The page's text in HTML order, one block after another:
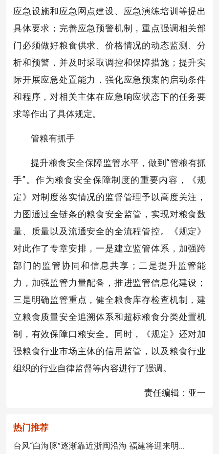
应急设施和应急网点建设、应急演练培训等提出
具体要求；完善应急预警机制，重点强调相关部
门必须做好粮食供求、价格情况的动态监测、分
析和预警，并及时采取调控和保障措施；提升实
际开展应急处置能力，强化应急预案的启动条件
和程序，对相关主体在应急响应状态下的任务要
求等作出了具体规定。
管粮有抓手
提升粮食安全保障监管水平，做到“管粮有抓
手”。作为粮食安全保障制度的重要内容，《规
定》对制度落实情况的监督管理予以高度关注，
力图通过全链条的粮食安全监管，实现对粮食数
量、质量以及流通安全的全流程管控。《规定》
对此作了专章安排，一是建立监管体系，加强跨
部门的监管协同和信息共享；二是提升监管能
力，加强监管力量配备，推进监管信息化建设；
三是明确监管重点，健全粮食库存检查机制，建
立粮食质量安全追溯体系和超标粮食分类处置机
制，有效保障口粮安全。同时，《规定》还对加
强粮食行业市场主体的信用监管，以及粮食行业
组织的行业自律监督等内容进行了强调。
责任编辑：亚一
热门推荐
台风“白海豚”逐渐靠近浙闽沿海 福建将迎来明...